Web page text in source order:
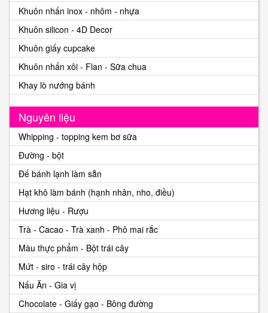
Khuôn nhấn inox - nhôm - nhựa
Khuôn silicon - 4D Decor
Khuôn giấy cupcake
Khuôn nhấn xôi - Flan - Sữa chua
Khay lò nướng bánh
Nguyên liệu
Whipping - topping kem bơ sữa
Đường - bột
Đế bánh lạnh làm sẵn
Hạt khô làm bánh (hạnh nhân, nho, điều)
Hương liệu - Rượu
Trà - Cacao - Trà xanh - Phô mai rắc
Màu thực phẩm - Bột trái cây
Mứt - siro - trái cây hộp
Nấu Ăn - Gia vị
Chocolate - Giấy gạo - Bông đường